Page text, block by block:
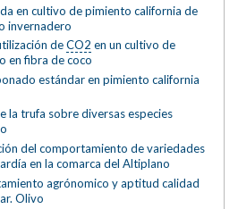
en cultivo de pimiento california de
invernadero
deCO2 en un cultivo de
en fibra de coco
estándar en pimiento california
la trufa sobre diversas especies
del comportamiento de variedades
en la comarca del Altiplano
agrónomico y aptitud calidad
Olivo